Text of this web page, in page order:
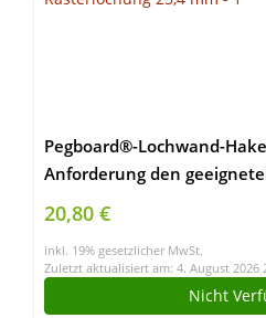
Pegboard®-Lochwand-
Anforderung den
Hakenset für Rasterlochung
20,80 €
inkl. 19% gesetzlicher MwSt.
Zuletzt aktualisiert am: 4. August 2026
Nicht